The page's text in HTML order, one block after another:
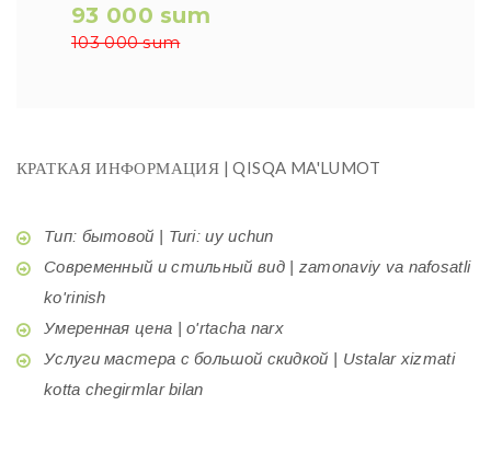
93 000 sum
103 000 sum
КРАТКАЯ ИНФОРМАЦИЯ | QISQA MA'LUMOT
Тип: бытовой | Turi: uy uchun
Современный и стильный вид | zamonaviy va nafosatli
ko'rinish
Умеренная цена | o'rtacha narx
Услуги мастера с большой скидкой | Ustalar xizmati
kotta chegirmlar bilan